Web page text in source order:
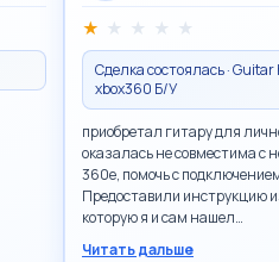
★ ★ ★ ★ ★
Сделка состоялась · Guitar
xbox360 Б/У
приобретал гитару для
оказалась не совместима с
360e, помочь с подключением
Предоставили инструкцию
которую я и сам нашел…
Читать дальше